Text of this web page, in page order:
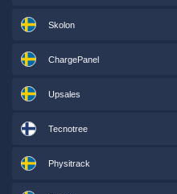
Skolon
ChargePanel
Upsales
Tecnotree
Physitrack